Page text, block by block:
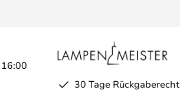
30 Tage Rückgaberecht